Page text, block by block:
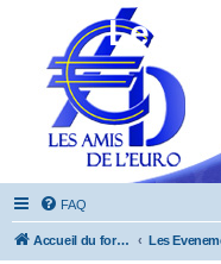
Les
FAQ
Accueil du forum